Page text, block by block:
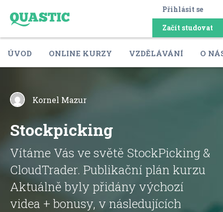
Přihlásit se
Začít studovat
ÚVOD ONLINE KURZY VZDĚLÁVÁNÍ O
Kornel Mazur
Stockpicking
Vítáme Vás ve světě StockPicking &
CloudTrader. Publikační plán kurzu
Aktuálně byly přidány výchozí
videa + bonusy, v následujících